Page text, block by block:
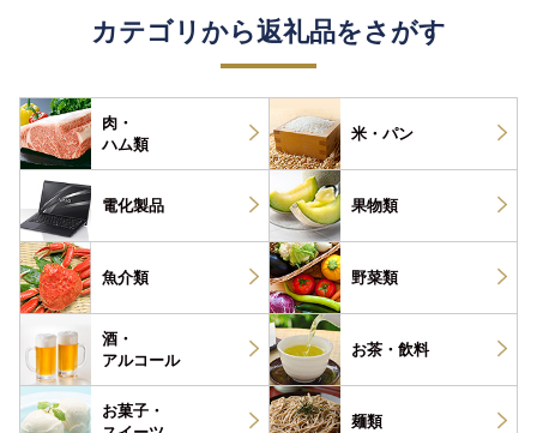
カテゴリから返礼品をさがす
肉・
ハム類
米・パン
電化製品 果物類
魚介類 野菜類
酒・
アルコール
お茶・ 飲料
お菓子・
麺類